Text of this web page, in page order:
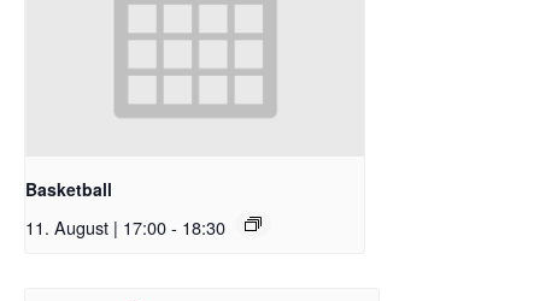
Basketball
11. August | 17:00- 18:30